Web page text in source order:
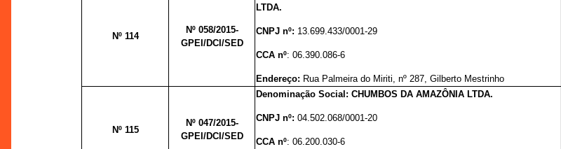
Nº 114
Nº 058/2015-
GPEI/DCI/SED
LTDA.
CNPJ nº: 13.699.433/0001-29
CCA nº: 06.390.086-6
Endereço: Rua Palmeira do Miriti, nº 287, Gilberto Mestrinho
Nº 115
Nº 047/2015-
GPEI/DCI/SED
Denominação Social: CHUMBOS DA AMAZÔNIA LTDA.
CNPJ nº:04.502.068/0001-20
CCA nº: 06.200.030-6